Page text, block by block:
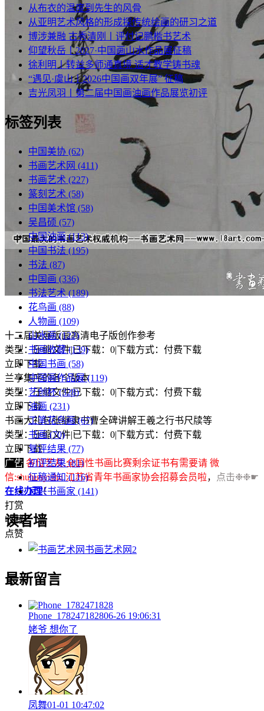
十二届美展版画高清电子版创作参考
类型：压缩文件|已下载：0|下载方式：付费下载
立即下载
兰亭集序的各个版本
类型：压缩文件|已下载：0|下载方式：付费下载
立即下载
书画大礼包张继隶书曹全碑讲解王羲之行书尺牍等
类型：压缩文件|已下载：0|下载方式：付费下载
立即下载
广告 各位艺友,全国性书画比赛剩余证书有需要请 微
信:shuhuayishu 江苏省青年书画家协会招募会员啦，
点击❉❉☛
在线办理！
打赏
收藏
点赞
从布衣的温度到先生的风骨
从亚明艺术风格的形成探传统绘画的研习之道
博涉兼融 古秀清刚丨评付记鹏楷书艺术
仰望秋岳丨2027·中国画山水作品展征稿
徐利明丨转益多师通真境 适才教学铸书魂
“遇见·虞山丨2026中国画双年展” 征稿
吉光凤羽丨第二届中国画油画作品展览初评
标签列表
中国美协 (62)
书画艺术网 (411)
书画艺术 (227)
篆刻艺术 (58)
中国美术馆 (58)
吴昌硕 (57)
中国油画(113)
中国书法(195)
书法 (87)
中国画 (336)
书法艺术 (189)
花鸟画 (88)
人物画 (109)
山水画(122)
书画收藏(139)
中国书画 (58)
中国画作品展(119)
艺创杯(328)
油画 (231)
工笔花鸟画(67)
书画(70)
复评结果 (77)
初评结果(81)
征稿通知(116)
宜兴书画家 (141)
读者墙
书画艺术网 2
最新留言
Phone_178247182806-26 19:06:31
姥爷 想你了
凤舞01-01 10:47:02